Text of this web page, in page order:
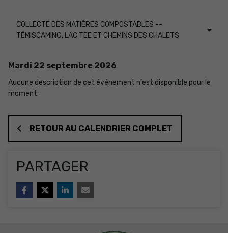
COLLECTE DES MATIÈRES COMPOSTABLES --
TÉMISCAMING, LAC TEE ET CHEMINS DES CHALETS
Mardi 22 septembre 2026
Aucune description de cet événement n'est disponible pour le
moment.
RETOUR AU CALENDRIER COMPLET
PARTAGER